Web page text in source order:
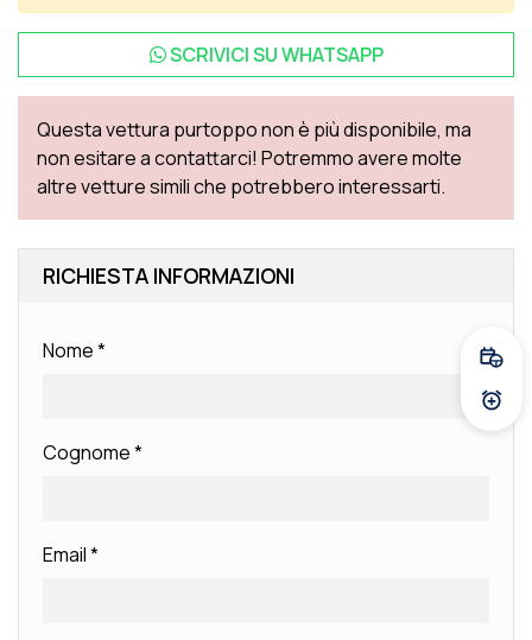
SCRIVICI SUWHATSAPP
Questa vettura purtoppo non è più disponibile, ma
non esitare a contattarci! Potremmo avere molte
altre vetture simili che potrebbero interessarti.
RICHIESTA INFORMAZIONI
Nome*
Cognome*
Email*